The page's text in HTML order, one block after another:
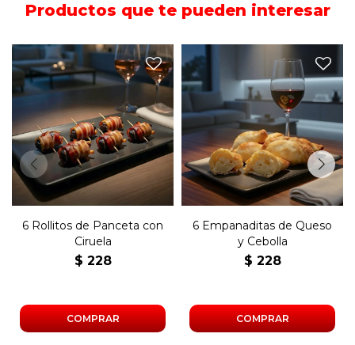
Productos que te pueden interesar
Seis arrollados de panceta
rellenos con ciruela.
6 Rollitos de Panceta con
Ciruela
$ 228
Seis empanadas de copetín
de queso y cebolla.
6 Empanaditas de Queso
y Cebolla
$ 228